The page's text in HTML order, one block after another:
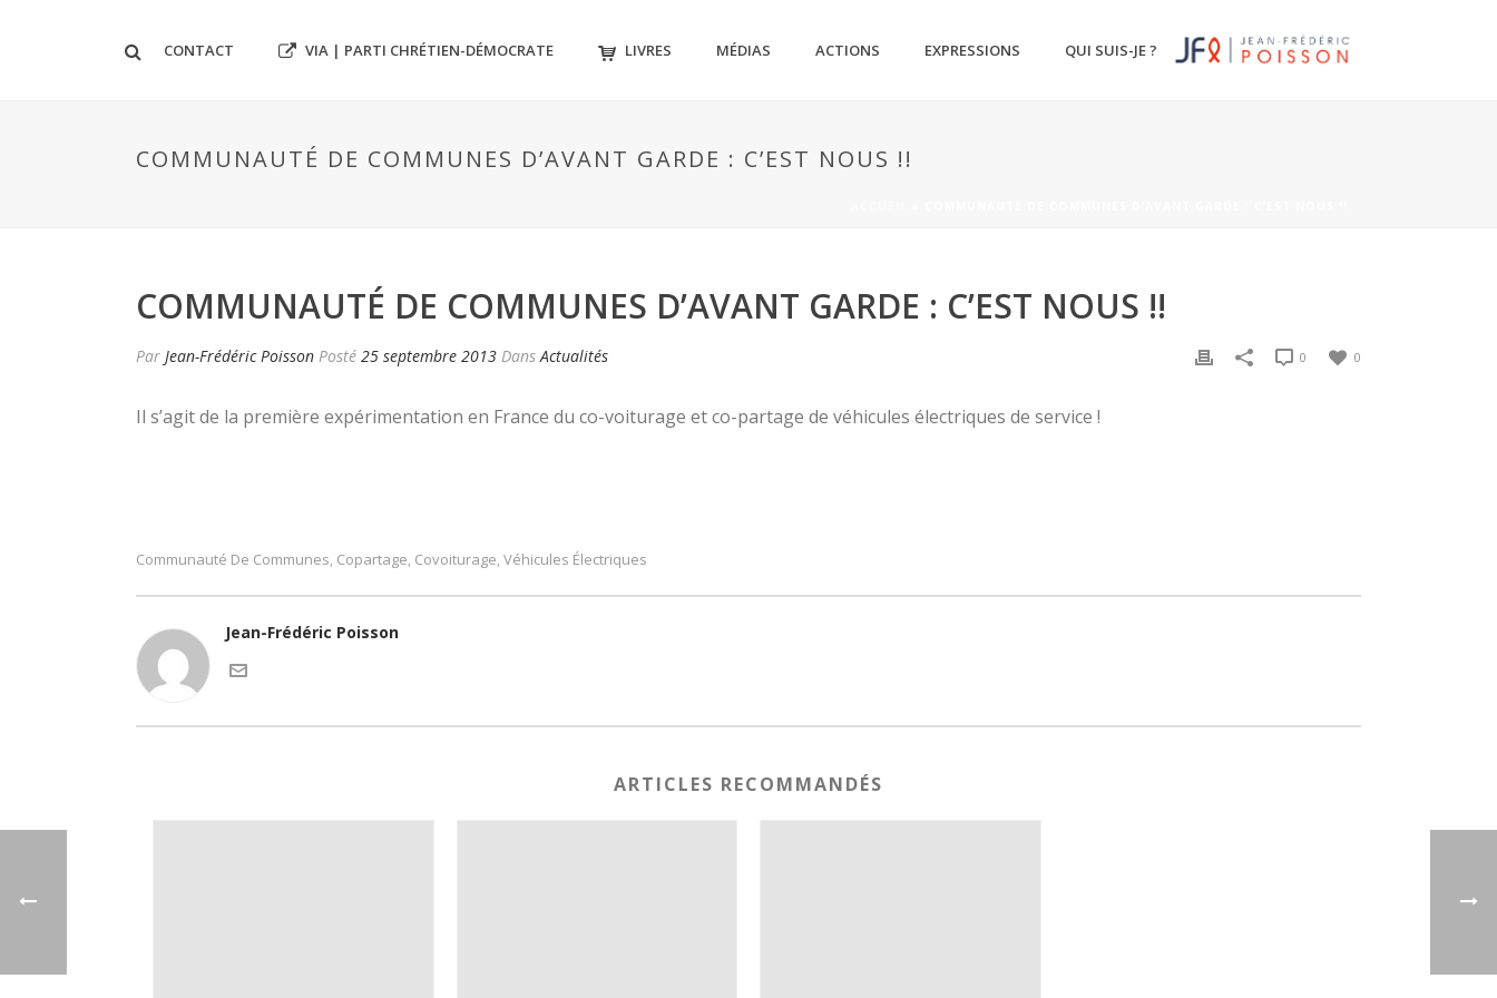
QUI SUIS-JE ?
EXPRESSIONS
ACTIONS
MÉDIAS
LIVRES
VIA | PARTI CHRÉTIEN-DÉMOCRATE
CONTACT
COMMUNAUTÉ DE COMMUNES D’AVANT GARDE : C’EST NOUS !!
COMMUNAUTÉ DE COMMUNES D’AVANT GARDE : C’EST NOUS !!
Par Jean-Frédéric Poisson Posté 25 septembre 2013 DansActualités 0
0
Il s’agit de la première expérimentation en France du co-voiturage et co-partage de véhicules électriques de service !
Communauté De Communes, Copartage, Covoiturage, Véhicules Électriques
Jean-Frédéric Poisson
ARTICLES RECOMMANDÉS